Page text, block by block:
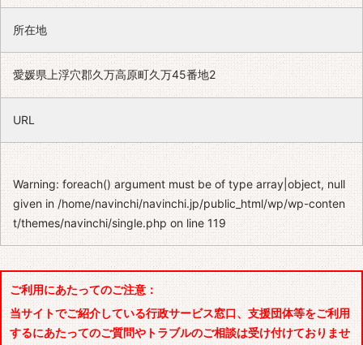
所在地
愛媛県上浮穴郡久万高原町久万45番地2
URL
Warning: foreach() argument must be of type array|object, null
given in/home/navinchi/navinchi.jp/public_html/wp/wp-conten
t/themes/navinchi/single.php on line119
ご利用にあたってのご注意：
当サイトでご紹介している行政サービス窓口、支援団体等をご利用
するにあたってのご質問やトラブルのご相談は受け付けておりませ